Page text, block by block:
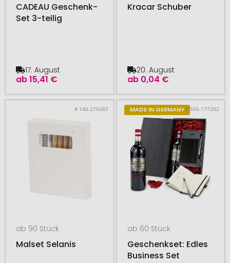
CADEAU Geschenk-
Set 3-teilig
ab15,41 €
17. August
Kracar Schuber
ab 0,04 €
20. August
# 140.275687
ab 90 Stück
Malset Selanis
MADE IN GERMANY# 505.177202
ab 60 Stück
Geschenkset: Edles
Business Set